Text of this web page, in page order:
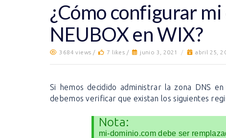
¿Cómo configurar
NEUBOX en WIX?
3684 views / 7 likes / junio 3, 2021 / abril 25,
Si hemos decidido administrar la zona DNS
debemos verificar que existan los siguientes
Nota:
mi-dominio.com debe ser